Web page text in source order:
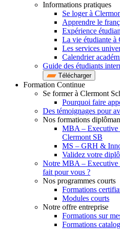
Informations pratiques
Se loger à
Apprendre le
Expérience
La vie étudiante à
Les services
Calendrier
Guide des étudiants
Télécharger
Formation Continue
Se former à Clermont
Pourquoi faire
Des témoignages pour
Nos formations
MBA – Executive
Clermont SB
MS – GRH &
Validez votre
Notre MBA – Executive
fait pour vous ?
Nos programmes courts
Formations
Modules courts
Notre offre entreprise
Formations sur
Formations